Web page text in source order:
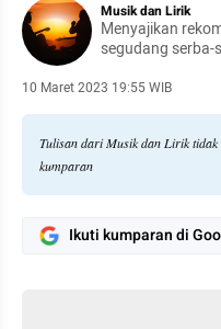
Musik dan Lirik
Menyajikan
segudang serba-
10 Maret 2023 19:55 WIB
Tulisan dari Musik dan Lirik
kumparan
Ikuti kumparan di